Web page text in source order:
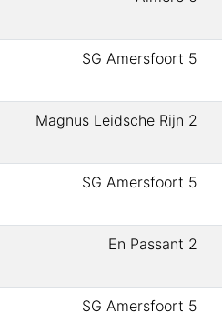
SG Amersfoort 5
Magnus Leidsche Rijn 2
SG Amersfoort 5
En Passant 2
SG Amersfoort 5